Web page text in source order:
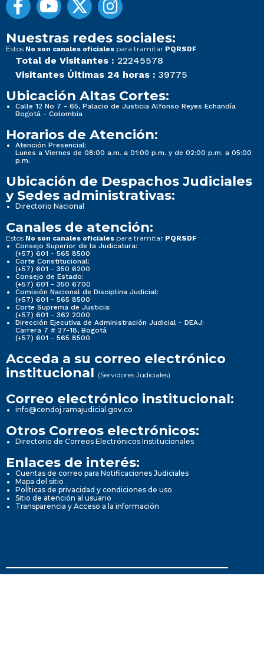
Nuestras redes sociales:
Estos No son canales oficiales para tramitar PQRSDF
Total de Visitantes : 22245578
Visitantes Últimas 24 horas : 39775
Ubicación Altas Cortes:
Calle 12 No 7 - 65, Palacio de Justicia Alfonso Reyes Echandía
Bogotá - Colombia
Horarios de Atención:
Atención Presencial:
Lunes a Viernes de 08:00 a.m. a 01:00 p.m. y de 02:00 p.m. a 05:00
p.m.
Ubicación de Despachos Judiciales
y Sedes administrativas:
Directorio Nacional
Canales de atención:
Estos No son canales oficiales para tramitar PQRSDF
Consejo Superior de la Judicatura:
(+57) 601 - 565 8500
Corte Constitucional:
(+57) 601 - 350 6200
Consejo de Estado:
(+57) 601 - 350 6700
Comisión Nacional de Disciplina Judicial:
(+57) 601 - 565 8500
Corte Suprema de Justicia:
(+57) 601 - 362 2000
Dirección Ejecutiva de Administración Judicial - DEAJ:
Carrera 7 # 27-18, Bogotá
(+57) 601 - 565 8500
Acceda a su correo electrónico
institucional (Servidores Judiciales)
Correo electrónico institucional:
info@cendoj.ramajudicial.gov.co
Otros Correos electrónicos:
Directorio de Correos Electrónicos Institucionales
Enlaces de interés:
Cuentas de correo para Notificaciones Judiciales
Mapa del sitio
Políticas de privacidad y condiciones de uso
Sitio de atención al usuario
Transparencia y Acceso a la información